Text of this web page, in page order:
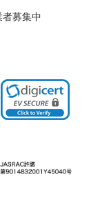
募集中